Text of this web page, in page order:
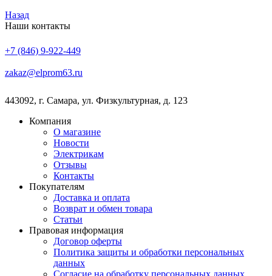
Назад
Наши контакты
+7 (846) 9-922-449
zakaz@elprom63.ru
443092, г. Самара, ул. Физкультурная, д. 123
Компания
О магазине
Новости
Электрикам
Отзывы
Контакты
Покупателям
Доставка и оплата
Возврат и обмен товара
Статьи
Правовая информация
Договор оферты
Политика защиты и обработки персональных
данных
Согласие на обработку персональных данных